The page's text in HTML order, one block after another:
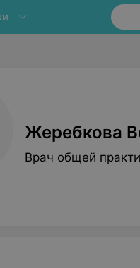
Жеребкова
Врач общей